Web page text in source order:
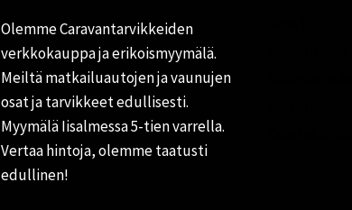
Olemme Caravantarvikkeiden
verkkokauppa ja erikoismyymälä.
Meiltä matkailuautojen ja vaunujen
osat ja tarvikkeet edullisesti.
Myymälä Iisalmessa 5-tien varrella.
Vertaa hintoja, olemme taatusti
edullinen!